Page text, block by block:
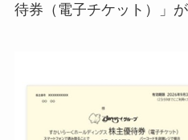
待券（電子チケット）」